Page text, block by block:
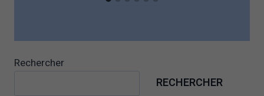
Rechercher
RECHERCHER